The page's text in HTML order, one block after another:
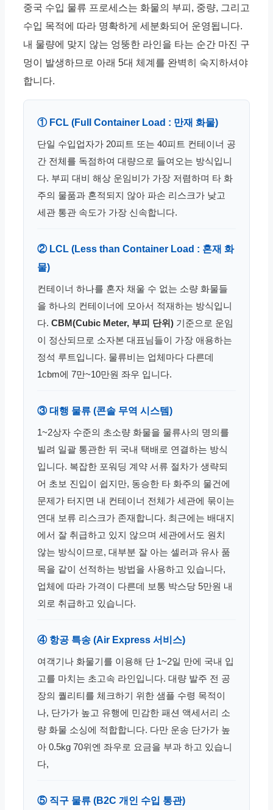
중국 수입 물류 프로세스는 화물의 부피, 중량, 그리고
수입 목적에 따라 명확하게 세분화되어 운영됩니다.
내 물량에 맞지 않는 엉뚱한 라인을 타는 순간 마진 구
멍이 발생하므로 아래 5대 체계를 완벽히 숙지하셔야
합니다.
① FCL (Full Container Load : 만재 화물)
단일 수입업자가 20피트 또는 40피트 컨테이너 공
간 전체를 독점하여 대량으로 들여오는 방식입니
다. 부피 대비 해상 운임비가 가장 저렴하며 타 화
주의 물품과 혼적되지 않아 파손 리스크가 낮고
세관 통관 속도가 가장 신속합니다.
② LCL (Less than Container Load : 혼재 화
물)
컨테이너 하나를 혼자 채울 수 없는 소량 화물들
을 하나의 컨테이너에 모아서 적재하는 방식입니
다. CBM(Cubic Meter, 부피 단위) 기준으로 운임
이 정산되므로 소자본 대표님들이 가장 애용하는
정석 루트입니다. 물류비는 업체마다 다른데
1cbm에 7만~10만원 좌우 입니다.
③ 대행 물류 (콘솔 무역 시스템)
1~2상자 수준의 초소량 화물을 물류사의 명의를
빌려 일괄 통관한 뒤 국내 택배로 연결하는 방식
입니다. 복잡한 포워딩 계약 서류 절차가 생략되
어 초보 진입이 쉽지만, 동승한 타 화주의 물건에
문제가 터지면 내 컨테이너 전체가 세관에 묶이는
연대 보류 리스크가 존재합니다. 최근에는 배대지
에서 잘 취급하고 있지 않으며 세관에서도 원치
않는 방식이므로, 대부분 잘 아는 셀러과 유사 품
목을 같이 선적하는 방법을 사용하고 있습니다,
업체에 따라 가격이 다른데 보통 박스당 5만원 내
외로 취급하고 있습니다.
④ 항공 특송 (Air Express 서비스)
여객기나 화물기를 이용해 단 1~2일 만에 국내 입
고를 마치는 초고속 라인입니다. 대량 발주 전 공
장의 퀄리티를 체크하기 위한 샘플 수령 목적이
나, 단가가 높고 유행에 민감한 패션 액세서리 소
량 화물 소싱에 적합합니다. 다만 운송 단가가 높
아 0.5kg 70위엔 좌우로 요금을 부과 하고 있습니
다,
⑤ 직구 물류 (B2C 개인 수입 통관)